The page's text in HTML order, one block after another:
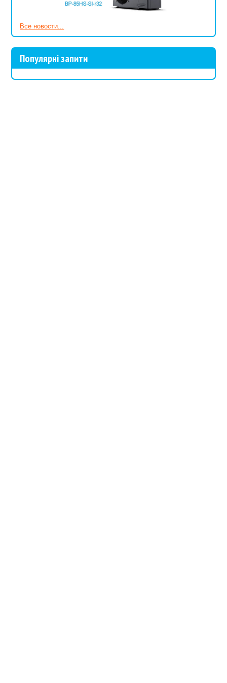
материалы для нового проекта или подскажут, как сделать уже
без проблем.
Приходите к нам и воплотите фантазию в жизнь!
Все новости...
Популярні запити